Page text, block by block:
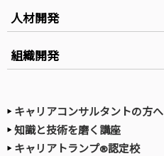
人材開発
組織開発
キャリアコンサルタントの方へ
知識と技術を磨く講座
キャリアトランプ®認定校